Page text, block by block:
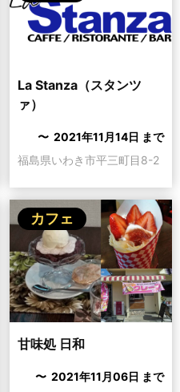
La Stanza（スタンツ
ァ）
〜 2021年11月14日 まで
福島県いわき市平三町目8-2
カフェ
甘味処 日和
〜 2021年11月06日 まで